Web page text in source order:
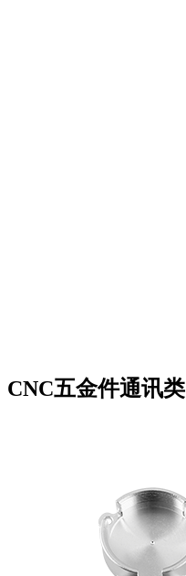
CNC五金件通讯类